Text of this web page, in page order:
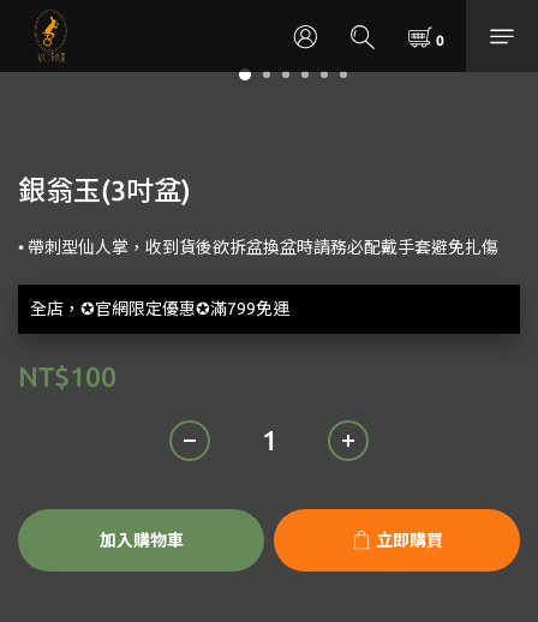
銀翁玉(3吋盆)
• 帶刺型仙人掌，收到貨後欲拆盆換盆時請務必配戴手套避免扎傷
全店，✪官網限定優惠✪滿799免運
NT$100
加入購物車 立即購買